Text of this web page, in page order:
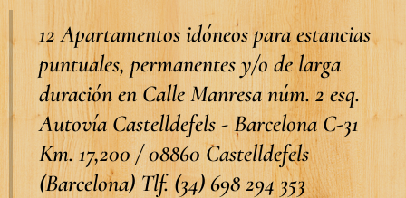
12 Apartamentos idóneos para estancias
puntuales, permanentes y/o de larga
duración en CalleManresa núm. 2 esq.
Autovía Castelldefels - Barcelona C-31
Km. 17,200 / 08860 Castelldefels
(Barcelona) Tlf. (34) 698 294 353